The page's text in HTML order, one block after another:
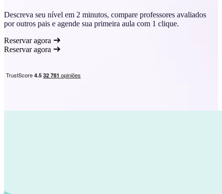
Descreva seu nível em 2 minutos, compare professores avaliados
por outros pais e agende sua primeira aula com 1 clique.
Reservar agora
Reservar agora